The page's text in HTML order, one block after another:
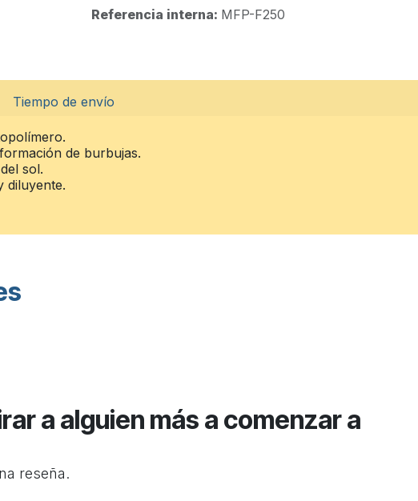
Referencia interna: MFP-F250
Tiempo de envío
de burbujas.
sol.
diluyente.
a alguien más a comenzar a
reseña.